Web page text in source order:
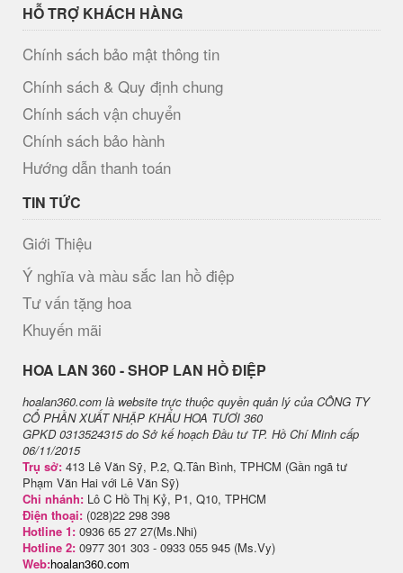
HỖ TRỢ KHÁCH HÀNG
Chính sách bảo mật thông tin
Chính sách & Quy định chung
Chính sách vận chuyển
Chính sách bảo hành
Hướng dẫn thanh toán
TIN TỨC
Giới Thiệu
Ý nghĩa và màu sắc lan hồ điệp
Tư vấn tặng hoa
Khuyến mãi
H​OA LAN 360 - SHOP LAN HỒ ĐIỆP
hoalan360.com là website trực thuộc quyền quản lý của CÔNG TY
CỔ PHẦN XUẤT NHẬP KHẨU HOA TƯƠI 360
GPKD 0313524315 do Sở kế hoạch Đầu tư TP. Hồ Chí Minh cấp
06/11/2015
Trụ sở: 413 Lê Văn Sỹ, P.2, Q.Tân Bình, TPHCM (Gần ngã tư
Phạm Văn Hai với Lê Văn Sỹ)
Chi nhánh: Lô C Hồ Thị Kỷ, P1, Q10, TPHCM
Điện thoại: (028)22 298 398
Hotline 1: 0936 65 27 27(Ms.Nhi)
Hotline 2: 0977 301 303 - 0933 055 945 (Ms.Vy)
Web:hoalan360.com